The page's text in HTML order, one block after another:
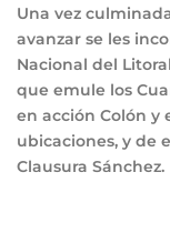
Una vez
avanzar se les
Nacional del
que emule los
en acción Colón y
ubicaciones, y de
Clausura Sánchez.